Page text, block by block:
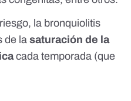
la bronquiolitis
de la saturación de la
cada temporada (que